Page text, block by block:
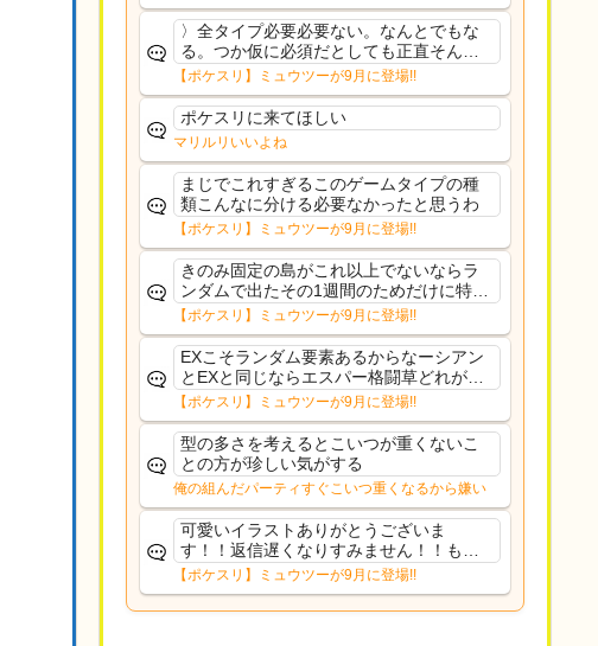
〉全タイプ必要必要ない。なんとでもな
る。つか仮に必須だとしても正直そんな
もんに付き合う気は無い。運営は時間の
リソースを甘く見すぎなのよ。ポケスリ
やったことないやろうなと思ってる。〉
ラピスEX最短二年後...
【ポケスリ】ミュウツーが9月に登場!!
ポケスリに来てほしい
マリルリいいよね
まじでこれすぎるこのゲームタイプの種
類こんなに分ける必要なかったと思うわ
【ポケスリ】ミュウツーが9月に登場!!
きのみ固定の島がこれ以上でないならラ
ンダムで出たその1週間のためだけに特定
のタイプにリソース割くのなんだかむな
しい気がするわ出番がないってわけじゃ
ないから無駄ではないんだけど
【ポケスリ】ミュウツーが9月に登場!!
EXこそランダム要素あるからなーシアン
とEXと同じならエスパー格闘草どれが事
前に来るか分からんから、積む必要があ
るミュウツーは使いにくくね？って思っ
た
【ポケスリ】ミュウツーが9月に登場!!
型の多さを考えるとこいつが重くないこ
との方が珍しい気がする
俺の組んだパーティすぐこいつ重くなるから嫌い
可愛いイラストありがとうございま
す！！返信遅くなりすみません！！もう
少ししたら通常再開できます！
【ポケスリ】ミュウツーが9月に登場!!